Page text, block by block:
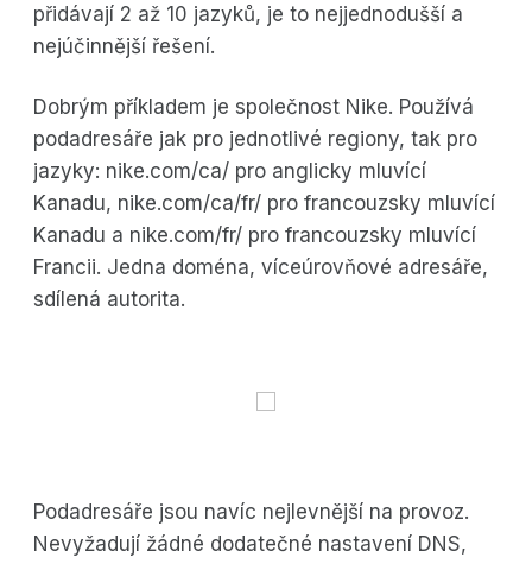
přidávají 2 až 10 jazyků, je to nejjednodušší a
nejúčinnější řešení.
Dobrým příkladem je společnost Nike. Používá
podadresáře jak pro jednotlivé regiony, tak pro
jazyky: nike.com/ca/ pro anglicky mluvící
Kanadu, nike.com/ca/fr/ pro francouzsky mluvící
Kanadu a nike.com/fr/ pro francouzsky mluvící
Francii. Jedna doména, víceúrovňové adresáře,
sdílená autorita.
Podadresáře jsou navíc nejlevnější na provoz.
Nevyžadují žádné dodatečné nastavení DNS,